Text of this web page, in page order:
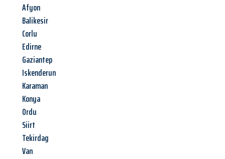
Afyon
Balikesir
Corlu
Edirne
Gaziantep
Iskenderun
Karaman
Konya
Ordu
Siirt
Tekirdag
Van